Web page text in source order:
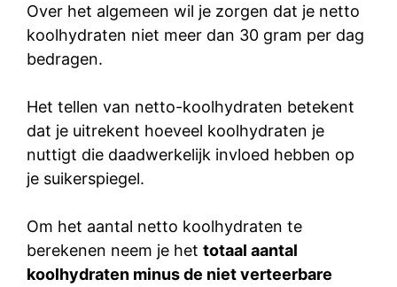
Over het algemeen wil je zorgen dat je netto
koolhydraten niet meer dan 30 gram per dag
bedragen.
Het tellen van netto-koolhydraten betekent
dat je uitrekent hoeveel koolhydraten je
nuttigt die daadwerkelijk invloed hebben op
je suikerspiegel.
Om het aantal netto koolhydraten te
berekenen neem je het totaal aantal
koolhydraten minus de niet verteerbare